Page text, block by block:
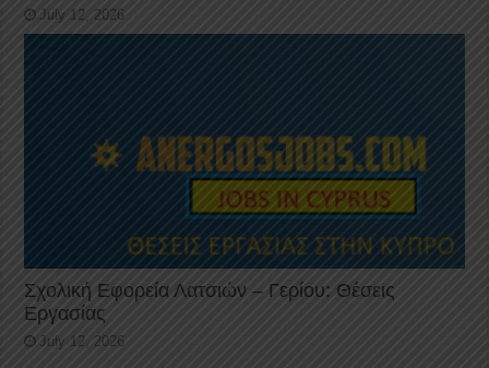
July 12, 2026
Σχολική Εφορεία Λατσιών – Γερίου: Θέσεις
Εργασίας
July 12, 2026